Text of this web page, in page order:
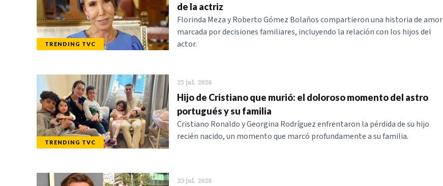
TRENDING TVC
de la actriz
Florinda Meza y Roberto Gómez Bolaños compartieron una historia de amor
marcada por decisiones familiares, incluyendo la relación con los hijos del
actor.
TRENDING TVC
25 jul. 2026
Hijo de Cristiano que murió: el doloroso momento del astro
portugués y su familia
Cristiano Ronaldo y Georgina Rodríguez enfrentaron la pérdida de su hijo
recién nacido, un momento que marcó profundamente a su familia.
23 jul. 2026